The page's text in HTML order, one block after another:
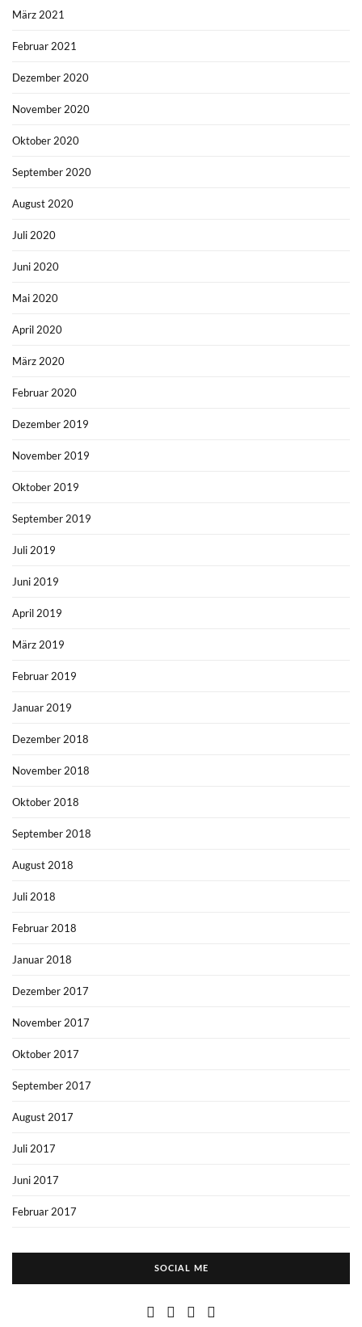
März 2021
Februar 2021
Dezember 2020
November 2020
Oktober 2020
September 2020
August 2020
Juli 2020
Juni 2020
Mai 2020
April 2020
März 2020
Februar 2020
Dezember 2019
November 2019
Oktober 2019
September 2019
Juli 2019
Juni 2019
April 2019
März 2019
Februar 2019
Januar 2019
Dezember 2018
November 2018
Oktober 2018
September 2018
August 2018
Juli 2018
Februar 2018
Januar 2018
Dezember 2017
November 2017
Oktober 2017
September 2017
August 2017
Juli 2017
Juni 2017
Februar 2017
SOCIAL ME